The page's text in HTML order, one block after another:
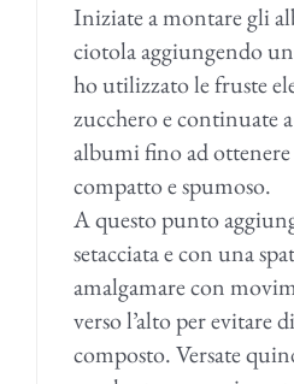
Iniziate a montare gli
ciotola aggiungendo
ho utilizzato le fruste
zucchero e continuate
albumi fino ad
compatto e spumoso.
A questo punto
setacciata e con una
amalgamare con
verso l’alto per evitare
composto.Versate